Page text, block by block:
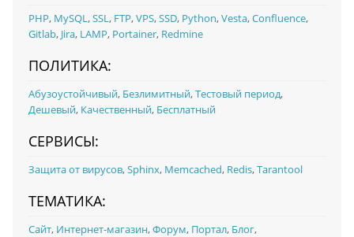
PHP, MySQL,SSL, FTP,VPS,SSD, Python,Vesta,Confluence,
Gitlab, Jira, LAMP, Portainer, Redmine
ПОЛИТИКА:
Абузоустойчивый, Безлимитный,Тестовый период,
Дешевый, Качественный, Бесплатный
СЕРВИСЫ:
Защита от вирусов,Sphinx, Memcached, Redis,Tarantool
ТЕМАТИКА:
Сайт, Интернет-магазин,Форум, Портал, Блог,